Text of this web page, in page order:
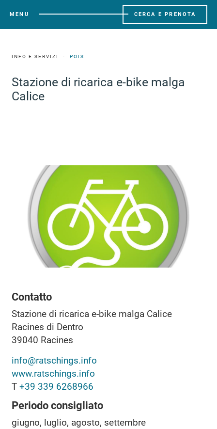
MENU CERCA E PRENOTA
INFO E SERVIZI POIS
Stazione di ricarica e-bike malga
Calice
Contatto
Stazione di ricarica e-bike malga Calice
Racines di Dentro
39040 Racines
info@ratschings.info
www.ratschings.info
T +39 339 6268966
Periodo consigliato
giugno, luglio, agosto, settembre